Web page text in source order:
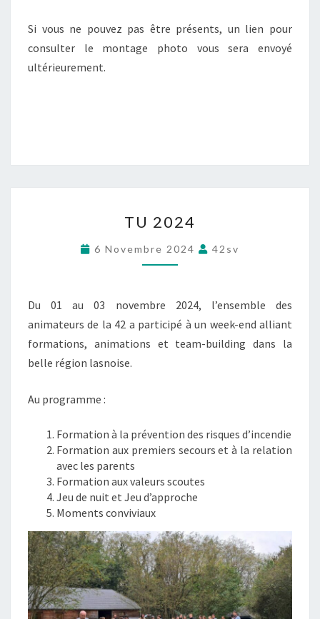
Si vous ne pouvez pas être présents, un lien pour
consulter le montage photo vous sera envoyé
ultérieurement.
U
0
2
TU 2024
6 Novembre 2024 42sv
Du 01 au 03 novembre 2024, l’ensemble des
animateurs de la 42 a participé à un week-end alliant
formations, animations et team-building dans la
belle région lasnoise.
Au programme :
Formation à la prévention des risques d’incendie
Formation aux premiers secours et à la relation
avec les parents
Formation aux valeurs scoutes
Jeu de nuit et Jeu d’approche
Moments conviviaux